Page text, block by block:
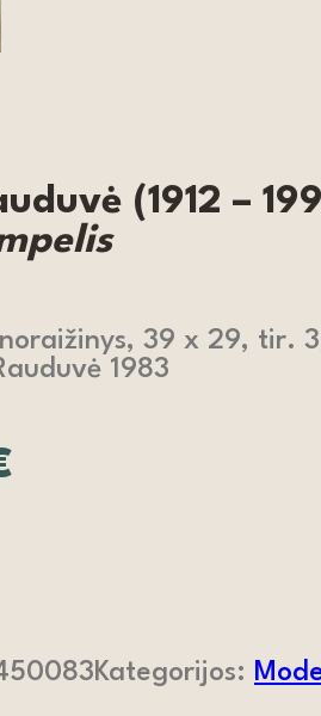
(1912 –
39 x 29, tir.
1983
Kategorijos: